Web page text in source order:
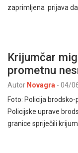
zaprimljena prijava
Krijumčar
prometnu
Autor Novagra - 04/
Foto: Policija
Policijske uprave
granice spriječili